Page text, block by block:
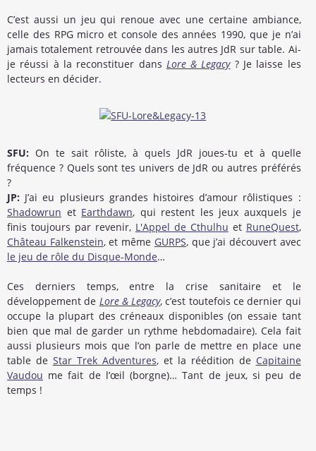
C’est aussi un jeu qui renoue avec une certaine ambiance,
celle des RPG micro et console des années 1990, que je n’ai
jamais totalement retrouvée dans les autres JdR sur table. Ai-
je réussi à la reconstituer dans Lore & Legacy? Je laisse les
lecteurs en décider.
SFU: On te sait rôliste, à quels JdR joues-tu et à quelle
fréquence ? Quels sont tes univers de JdR ou autres préférés
?
JP: J’ai eu plusieurs grandes histoires d’amour rôlistiques :
Shadowrun et Earthdawn, qui restent les jeux auxquels je
finis toujours par revenir, L'Appel de Cthulhu et RuneQuest,
Château Falkenstein, et même GURPS, que j’ai découvert avec
le jeu de rôle du Disque-Monde…
Ces derniers temps, entre la crise sanitaire et le
développement de Lore & Legacy, c’est toutefois ce dernier qui
occupe la plupart des créneaux disponibles (on essaie tant
bien que mal de garder un rythme hebdomadaire). Cela fait
aussi plusieurs mois que l’on parle de mettre en place une
table de Star Trek Adventures, et la réédition de Capitaine
Vaudou me fait de l’œil (borgne)… Tant de jeux, si peu de
temps !